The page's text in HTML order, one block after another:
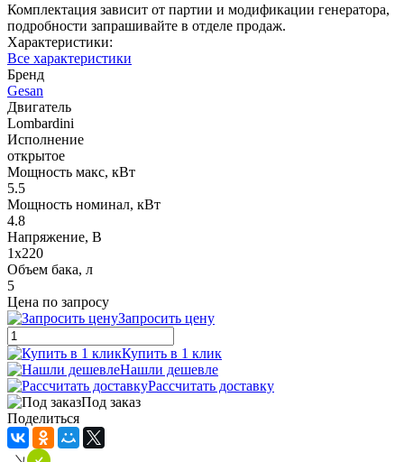
Комплектация зависит от партии и модификации генератора,
подробности запрашивайте в отделе продаж.
Характеристики:
Все характеристики
Бренд
Gesan
Двигатель
Lombardini
Исполнение
открытое
Мощность макс, кВт
5.5
Мощность номинал, кВт
4.8
Напряжение, В
1x220
Объем бака, л
5
Цена по запросу
Запросить цену
Купить в 1 клик
Нашли дешевле
Рассчитать доставку
Под заказ
Поделиться